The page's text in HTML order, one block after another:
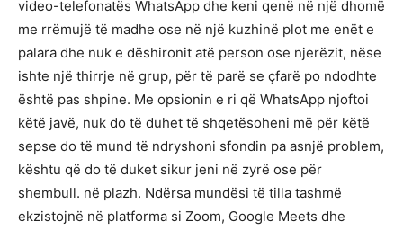
video-telefonatës WhatsApp dhe keni qenë në një dhomë
me rrëmujë të madhe ose në një kuzhinë plot me enët e
palara dhe nuk e dëshironit atë person ose njerëzit, nëse
ishte një thirrje në grup, për të parë se çfarë po ndodhte
është pas shpine. Me opsionin e ri që WhatsApp njoftoi
këtë javë, nuk do të duhet të shqetësoheni më për këtë
sepse do të mund të ndryshoni sfondin pa asnjë problem,
kështu që do të duket sikur jeni në zyrë ose për
shembull. në plazh. Ndërsa mundësi të tilla tashmë
ekzistojnë në platforma si Zoom, Google Meets dhe